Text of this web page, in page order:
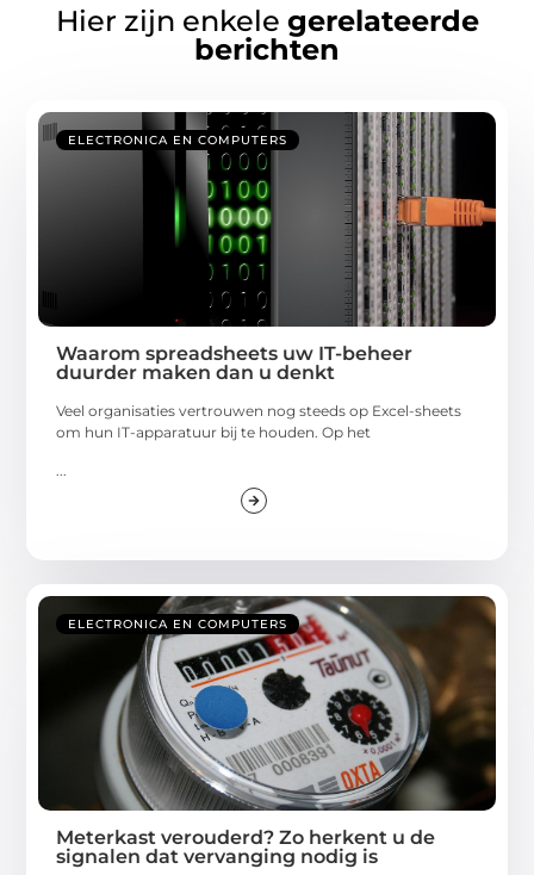
Hier zijn enkele gerelateerde
berichten
ELECTRONICA EN COMPUTERS
Waarom spreadsheets uw IT-beheer
duurder maken dan u denkt
Veel organisaties vertrouwen nog steeds op Excel-sheets
om hun IT-apparatuur bij te houden. Op het
...
ELECTRONICA EN COMPUTERS
Meterkast verouderd? Zo herkent u de
signalen dat vervanging nodig is